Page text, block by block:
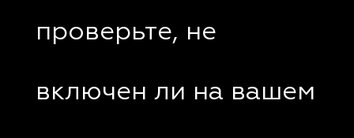
проверьте, не
включен ли на вашем